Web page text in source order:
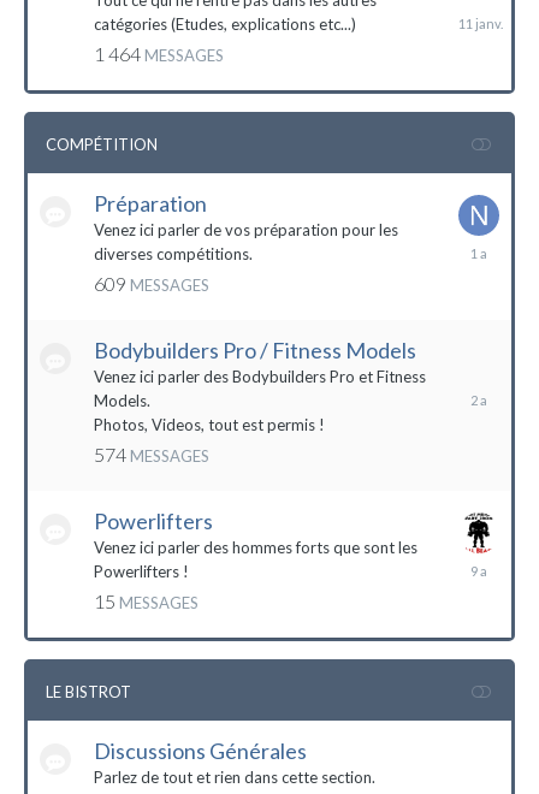
catégories (Etudes, explications etc...)
1 464 MESSAGES
COMPÉTITION
Préparation
Venez ici parler de vos préparation pour les
diverses compétitions.
609 MESSAGES
14
Bodybuilders Pro / Fitness Models
Venez ici parler des Bodybuilders Pro et Fitness
Models.
Photos, Videos, tout est permis !
574 MESSAGES
2021
Powerlifters
Venez ici parler des hommes forts que sont les
Powerlifters !
15 MESSAGES
LE BISTROT
Discussions Générales
Parlez de tout et rien dans cette section.